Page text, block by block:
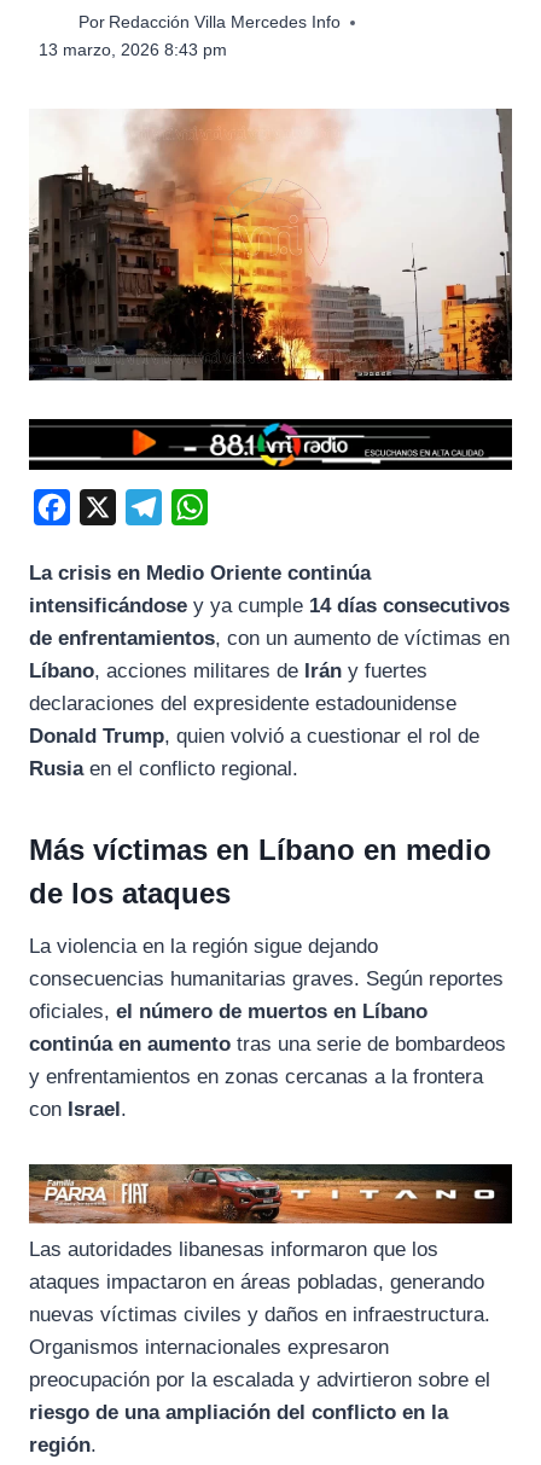
Por Redacción Villa Mercedes Info
13 marzo, 2026 8:43 pm
c
e
b
o
k
l
e
g
m
a
t
s
p
La crisis en Medio Oriente continúa
intensificándose y ya cumple 14 días consecutivos
de enfrentamientos, con un aumento de víctimas en
Líbano, acciones militares de Irán y fuertes
declaraciones del expresidente estadounidense
Donald Trump, quien volvió a cuestionar el rol de
Rusia en el conflicto regional.
Más víctimas en Líbano en medio
de los ataques
La violencia en la región sigue dejando
consecuencias humanitarias graves. Según reportes
oficiales, el número de muertos en Líbano
continúa en aumento tras una serie de bombardeos
y enfrentamientos en zonas cercanas a la frontera
con Israel.
Las autoridades libanesas informaron que los
ataques impactaron en áreas pobladas, generando
nuevas víctimas civiles y daños en infraestructura.
Organismos internacionales expresaron
preocupación por la escalada y advirtieron sobre el
riesgo de una ampliación del conflicto en la
región.